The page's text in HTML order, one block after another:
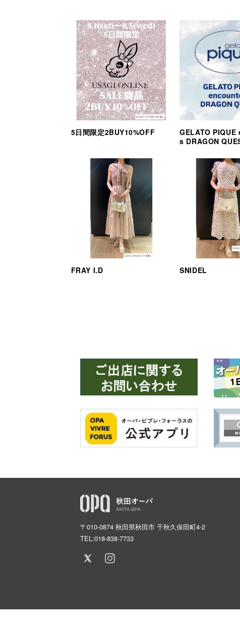
5日間限定2BUY10%OFF
GELATO
s DRAGON
FRAY I.D SNIDEL
〒010-0874 秋田県秋田市 千秋久保田町4-2
TEL:018-838-7733